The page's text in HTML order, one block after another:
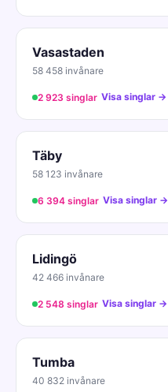
Vasastaden
58 458 invånare
2 923 singlar Visa singlar →
Täby
58 123 invånare
6 394 singlar Visa singlar →
Lidingö
42 466 invånare
2 548 singlar Visa singlar →
Tumba
40 832 invånare